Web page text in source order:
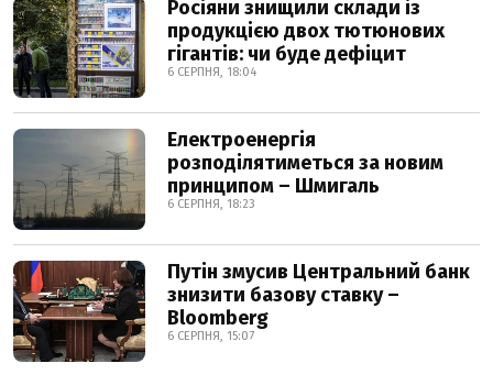
Росіяни знищили склади із
продукцією двох тютюнових
гігантів: чи буде дефіцит
6 СЕРПНЯ, 18:04
Електроенергія
розподілятиметься за новим
принципом – Шмигаль
6 СЕРПНЯ, 18:23
Путін змусив Центральний банк
знизити базову ставку –
Bloomberg
6 СЕРПНЯ, 15:07